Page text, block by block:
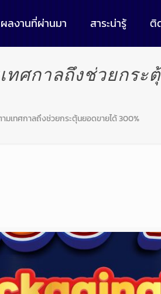
ผลงานที่ผ่านมา สาระน่ารู้ ติ
ทศกาลถึงช่วยกร
มเทศกาลถึงช่วยกระตุ้นยอดขายได้ 300%